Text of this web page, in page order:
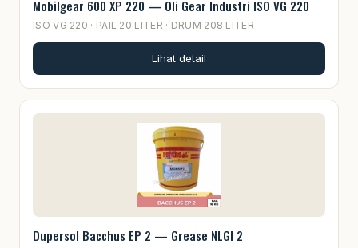
Mobilgear 600 XP 220 — Oli Gear Industri ISO VG 220
ISO VG 220 · PAIL 20 LITER · DRUM 208 LITER
Lihat detail
Dupersol Bacchus EP 2 — Grease NLGI 2